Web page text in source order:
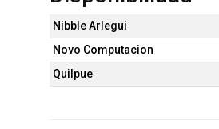
Nibble Arlegui
Novo Computacion
Quilpue